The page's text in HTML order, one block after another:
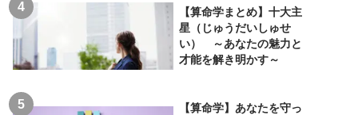
【算命学まとめ】十大主
星（じゅうだいしゅせ
い） ～あなたの魅力と
才能を解き明かす～
【算命学】あなたを守っ